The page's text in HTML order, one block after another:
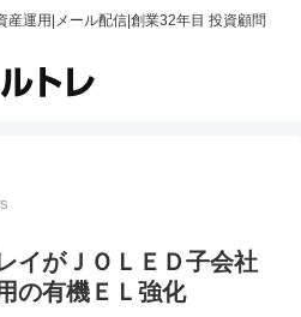
産運用|メール配信|創業32年目 投資顧問
イがＪＯＬＥＤ子会社
の有機ＥＬ強化